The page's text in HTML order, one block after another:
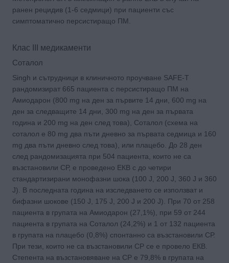
ранен рецидив (1-6 седмици) при пациенти със
симптоматично персистиращо ПМ.
Клас III медикаменти
Соталол
Singh и сътрудници в клиничното проучване SAFE-T
рандомизират 665 пациента с персистиращо ПМ на
Амиодарон (800 mg на ден за първите 14 дни, 600 mg на
ден за следващите 14 дни, 300 mg на ден за първата
година и 200 mg на ден след това), Соталол (схема на
соталол е 80 mg два пъти дневно за първата седмица и 160
mg два пъти дневно след това), или плацебо. До 28 ден
след рандомизацията при 504 пациента, които не са
възстановили СР, е проведено ЕКВ с до четири
стандартизирани монофазни шока (100 J, 200 J, 360 J и 360
J). В последната година на изследването се използват и
бифазни шокове (150 J, 175 J, 200 J и 200 J). При 70 от 258
пациента в групата на Амиодарон (27,1%), при 59 от 244
пациента в групата на Соталол (24,2%) и 1 от 132 пациента
в групата на плацебо (0,8%) спонтанно са възстановили СР.
При тези, които не са възстановили СР се е провело ЕКВ.
Степента на възстановяване на СР е 79,8% в групата на